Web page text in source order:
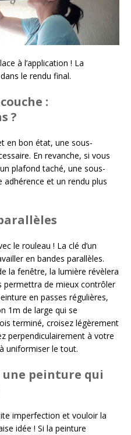
à l’application ! La
le rendu final.
:
?
en bon état, une sous-
En revanche, si vous
plafond taché, une sous-
et un rendu plus
le rouleau ! La clé d’un
en bandes parallèles.
la fenêtre, la lumière révèlera
permettra de mieux contrôler
en passes régulières,
1m de large qui se
terminé, croisez légèrement
perpendiculairement à votre
uniformiser le tout.
une peinture qui
imperfection et vouloir la
idée ! Si la peinture